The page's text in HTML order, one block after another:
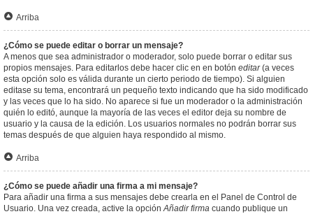
Arriba
¿Cómo se puede editar o borrar un mensaje?
A menos que sea administrador o moderador, solo puede borrar o editar sus
propios mensajes. Para editarlos debe hacer clic en en botón editar(a veces
esta opción solo es válida durante un cierto periodo de tiempo). Si alguien
editase su tema, encontrará un pequeño texto indicando que ha sido modificado
y las veces que lo ha sido. No aparece si fue un moderador o la administración
quién lo editó, aunque la mayoría de las veces el editor deja su nombre de
usuario y la causa de la edición. Los usuarios normales no podrán borrar sus
temas después de que alguien haya respondido al mismo.
Arriba
¿Cómo se puede añadir una firma a mi mensaje?
Para añadir una firma a sus mensajes debe crearla en el Panel de Control de
Usuario. Una vez creada, active la opciónAñadir firma cuando publique un